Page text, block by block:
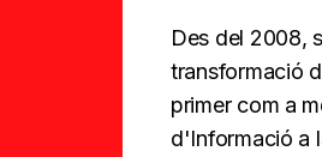
Des del 2008,
transformació
primer com a
d'Informació a